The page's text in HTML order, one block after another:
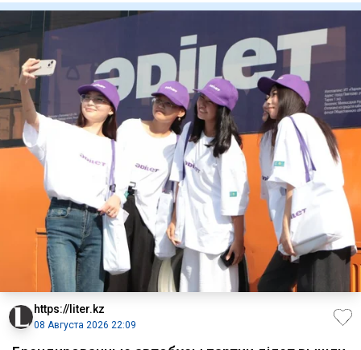
https://liter.kz
08 Августа 2026 22:09